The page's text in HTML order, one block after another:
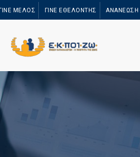
προς το
ΜΕΛΟΣ ΓΙΝΕ ΕΘΕΛΟΝΤΗΣ